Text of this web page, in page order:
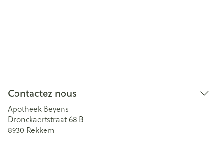
Contactez nous
Apotheek Beyens
Dronckaertstraat 68 B
8930 Rekkem